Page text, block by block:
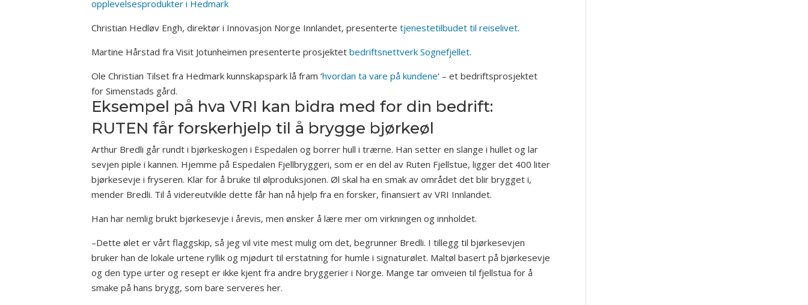
opplevelsesprodukter i Hedmark
Christian Hedløv Engh, direktør i Innovasjon Norge Innlandet, presenterte tjenestetilbudet til reiselivet.
Martine Hårstad fra Visit Jotunheimen presenterte prosjektet bedriftsnettverk Sognefjellet.
Ole Christian Tilset fra Hedmark kunnskapspark lå fram ‘hvordan ta vare på kundene‘ – et bedriftsprosjektet
for Simenstads gård.
Eksempel på hva VRI kan bidra med for din bedrift:
RUTEN får forskerhjelp til å brygge bjørkeøl
Arthur Bredli går rundt i bjørkeskogen i Espedalen og borrer hull i trærne. Han setter en slange i hullet og lar
sevjen piple i kannen. Hjemme på Espedalen Fjellbryggeri, som er en del av Ruten Fjellstue, ligger det 400 liter
bjørkesevje i fryseren. Klar for å bruke til ølproduksjonen. Øl skal ha en smak av området det blir brygget i,
mender Bredli. Til å videreutvikle dette får han nå hjelp fra en forsker, finansiert av VRI Innlandet.
Han har nemlig brukt bjørkesevje i årevis, men ønsker å lære mer om virkningen og innholdet.
–Dette ølet er vårt flaggskip, så jeg vil vite mest mulig om det, begrunner Bredli. I tillegg til bjørkesevjen
bruker han de lokale urtene ryllik og mjødurt til erstatning for humle i signaturølet. Maltøl basert på bjørkesevje
og den type urter og resept er ikke kjent fra andre bryggerier i Norge. Mange tar omveien til fjellstua for å
smake på hans brygg, som bare serveres her.